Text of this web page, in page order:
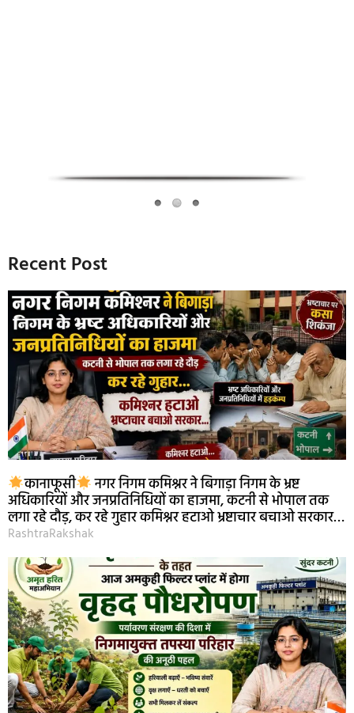
Recent Post
कानाफूसी नगर निगम कमिश्नर ने बिगाड़ा निगम के भ्रष्ट
अधिकारियों और जनप्रतिनिधियों का हाजमा, कटनी से भोपाल तक
लगा रहे दौड़, कर रहे गुहार कमिश्नर हटाओ भ्रष्टाचार बचाओ सरकार…
RashtraRakshak